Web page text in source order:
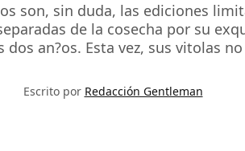
son, sin duda, las ediciones
de la cosecha por su
dos an?os. Esta vez, sus vitolas
Escrito por Redacción Gentleman